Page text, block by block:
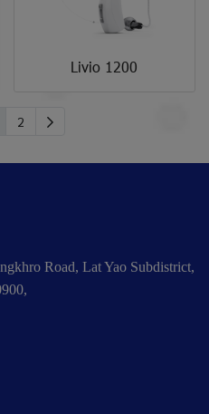
Livio 1200
2
Road, Lat Yao Subdistrict,